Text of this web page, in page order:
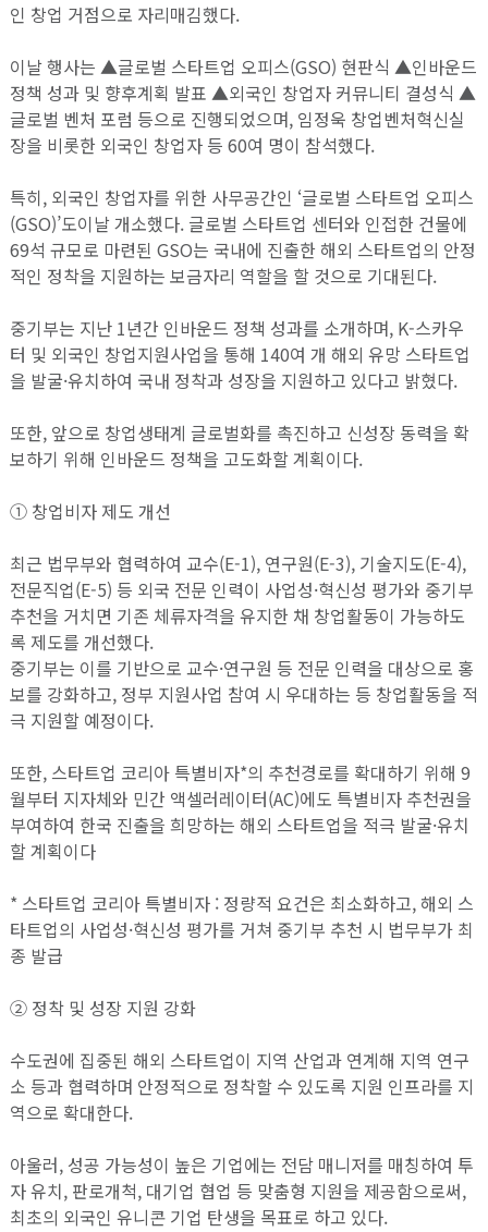
인 창업 거점으로 자리매김했다.
이날 행사는 ▲글로벌 스타트업 오피스(GSO) 현판식 ▲인바운드
정책 성과 및 향후계획 발표 ▲외국인 창업자 커뮤니티 결성식 ▲
글로벌 벤처 포럼 등으로 진행되었으며, 임정욱 창업벤처혁신실
장을 비롯한 외국인 창업자 등 60여 명이 참석했다.
특히, 외국인 창업자를 위한 사무공간인 ‘글로벌 스타트업 오피스
(GSO)’도이날 개소했다. 글로벌 스타트업 센터와 인접한 건물에
69석 규모로 마련된 GSO는 국내에 진출한 해외 스타트업의 안정
적인 정착을 지원하는 보금자리 역할을 할 것으로 기대된다.
중기부는 지난 1년간 인바운드 정책 성과를 소개하며, K-스카우
터 및 외국인 창업지원사업을 통해 140여 개 해외 유망 스타트업
을 발굴·유치하여 국내 정착과 성장을 지원하고 있다고 밝혔다.
또한, 앞으로 창업생태계 글로벌화를 촉진하고 신성장 동력을 확
보하기 위해 인바운드 정책을 고도화할 계획이다.
① 창업비자 제도 개선
최근 법무부와 협력하여 교수(E-1), 연구원(E-3), 기술지도(E-4),
전문직업(E-5) 등 외국 전문 인력이 사업성·혁신성 평가와 중기부
추천을 거치면 기존 체류자격을 유지한 채 창업활동이 가능하도
록 제도를 개선했다.
중기부는 이를 기반으로 교수·연구원 등 전문 인력을 대상으로 홍
보를 강화하고, 정부 지원사업 참여 시 우대하는 등 창업활동을 적
극 지원할 예정이다.
또한, 스타트업 코리아 특별비자*의 추천경로를 확대하기 위해 9
월부터 지자체와 민간 액셀러레이터(AC)에도 특별비자 추천권을
부여하여 한국 진출을 희망하는 해외 스타트업을 적극 발굴·유치
할 계획이다
* 스타트업 코리아 특별비자 : 정량적 요건은 최소화하고, 해외 스
타트업의 사업성·혁신성 평가를 거쳐 중기부 추천 시 법무부가 최
종 발급
② 정착 및 성장 지원 강화
수도권에 집중된 해외 스타트업이 지역 산업과 연계해 지역 연구
소 등과 협력하며 안정적으로 정착할 수 있도록 지원 인프라를 지
역으로 확대한다.
아울러, 성공 가능성이 높은 기업에는 전담 매니저를 매칭하여 투
자 유치, 판로개척, 대기업 협업 등 맞춤형 지원을 제공함으로써,
최초의 외국인 유니콘 기업 탄생을 목표로 하고 있다.